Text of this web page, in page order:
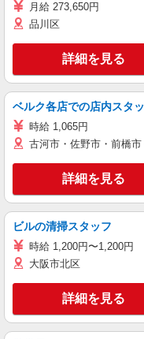
月給 273,650円
品川区
詳細を見る
ベルク各店での店内スタ
時給 1,065円
古河市・佐野市・前橋
詳細を見る
ビルの清掃スタッフ
時給 1,200円〜1,200円
大阪市北区
詳細を見る